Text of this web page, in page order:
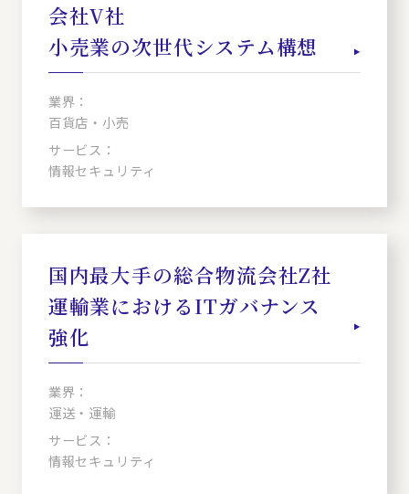
会社V社
小売業の次世代システム構想
業界：
百貨店・小売
サービス：
情報セキュリティ
国内最大手の総合物流会社Z社
運輸業におけるITガバナンス
強化
業界：
運送・運輸
サービス：
情報セキュリティ